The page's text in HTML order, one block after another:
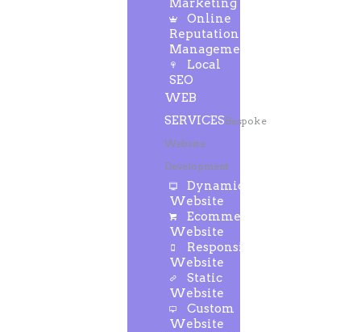
Marketing
Online
Reputation
Management
Local
SEO
WEB
SERVICESBespoke
Website
Development
Dynamic
Website
Ecommerce
Website
Responsive
Website
Static
Website
Custom
Website